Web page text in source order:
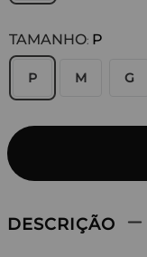
TAMANHO: P
P M G
DESCRIÇÃO